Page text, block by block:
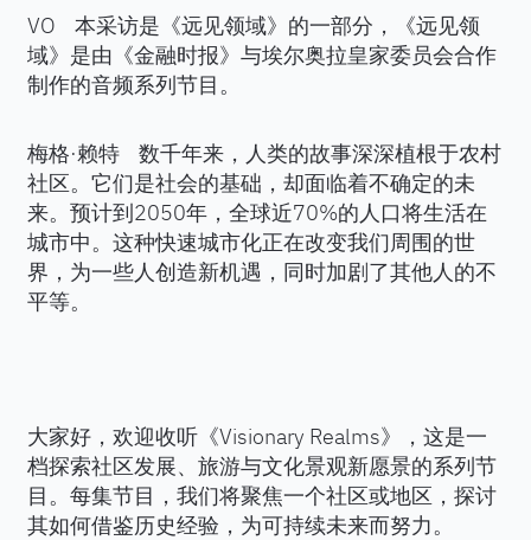
VO 本采访是《远见领域》的一部分，《远见领
域》是由《金融时报》与埃尔奥拉皇家委员会合作
制作的音频系列节目。
梅格·赖特 数千年来，人类的故事深深植根于农村
社区。它们是社会的基础，却面临着不确定的未
来。预计到2050年，全球近70%的人口将生活在
城市中。这种快速城市化正在改变我们周围的世
界，为一些人创造新机遇，同时加剧了其他人的不
平等。
大家好，欢迎收听《Visionary Realms》，这是一
档探索社区发展、旅游与文化景观新愿景的系列节
目。每集节目，我们将聚焦一个社区或地区，探讨
其如何借鉴历史经验，为可持续未来而努力。